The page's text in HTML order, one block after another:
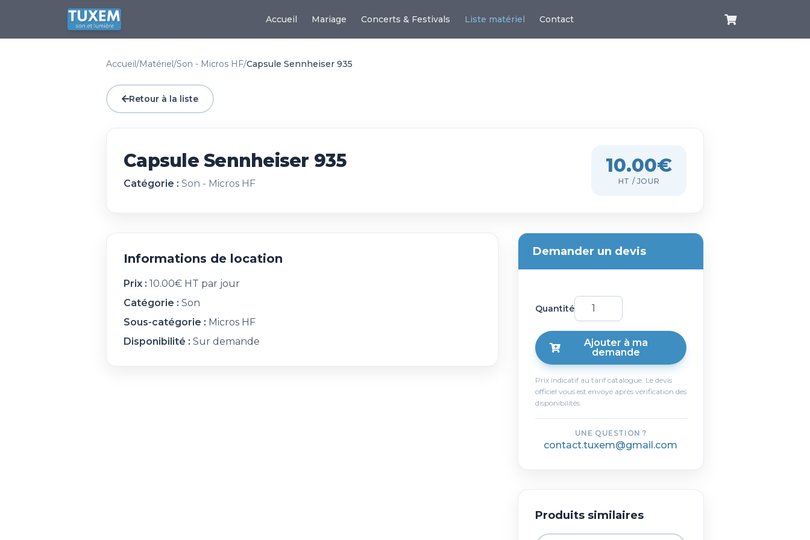
Accueil Mariage Concerts & Festivals Liste matériel Contact
Accueil/Matériel/Son - Micros HF/Capsule Sennheiser 935
Retour à la liste
Capsule Sennheiser 935
Catégorie : Son - Micros HF
10.00€
HT / JOUR
Informations de location
Prix : 10.00€ HT par jour
Catégorie : Son
Sous-catégorie : Micros HF
Disponibilité : Sur demande
Demander un devis
Quantité
Ajouter à ma
demande
Prix indicatif au tarif catalogue. Le devis
officiel vous est envoyé après vérification des
disponibilités.
UNE QUESTION ?
contact.tuxem@gmail.com
Produits similaires